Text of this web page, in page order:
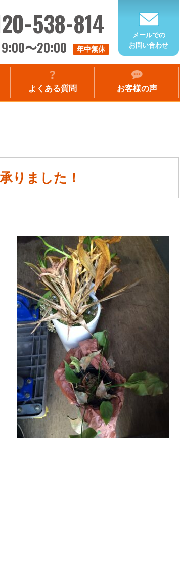
538-814
9:00〜20:00 年中無休
メールでの
お問い合わせ
よくある質問 お客様の声
りました！